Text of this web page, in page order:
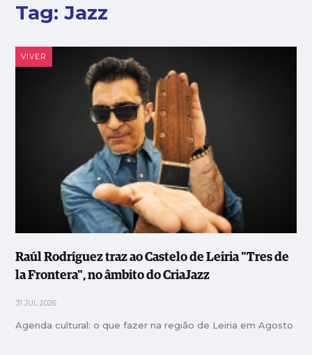
Tag:Jazz
VIVER
Raúl Rodríguez traz ao Castelo de Leiria "Tres de
la Frontera", no âmbito do CriaJazz
31 JUL 2026
Agenda cultural: o que fazer na região de Leiria em Agosto